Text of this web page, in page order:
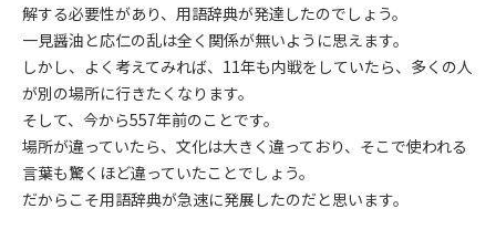
解する必要性があり、用語辞典が発達したのでしょう。
一見醤油と応仁の乱は全く関係が無いように思えます。
しかし、よく考えてみれば、11年も内戦をしていたら、多くの人
が別の場所に行きたくなります。
そして、今から557年前のことです。
場所が違っていたら、文化は大きく違っており、そこで使われる
言葉も驚くほど違っていたことでしょう。
だからこそ用語辞典が急速に発展したのだと思います。